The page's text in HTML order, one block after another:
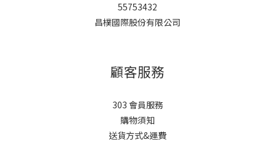
55753432
昌樸國際股份有限公司
顧客服務
303 會員服務
購物須知
送貨方式&運費